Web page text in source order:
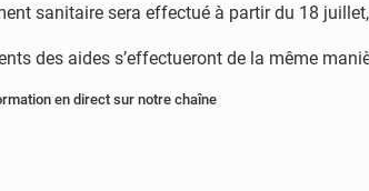
sanitaire sera effectué à partir du 18
des aides s’effectueront de la même
en direct sur notre chaîne